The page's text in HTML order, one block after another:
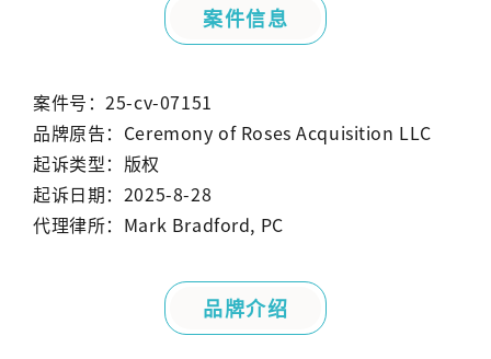
案件信息
案件号：25-cv-07151
品牌原告：Ceremony of Roses Acquisition LLC
起诉类型：版权
起诉日期：2025-8-28
代理律所：Mark Bradford, PC
品牌介绍